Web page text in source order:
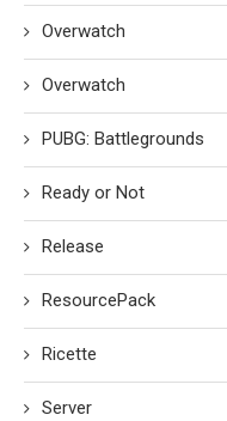
Overwatch
Overwatch
PUBG: Battlegrounds
Ready or Not
Release
ResourcePack
Ricette
Server